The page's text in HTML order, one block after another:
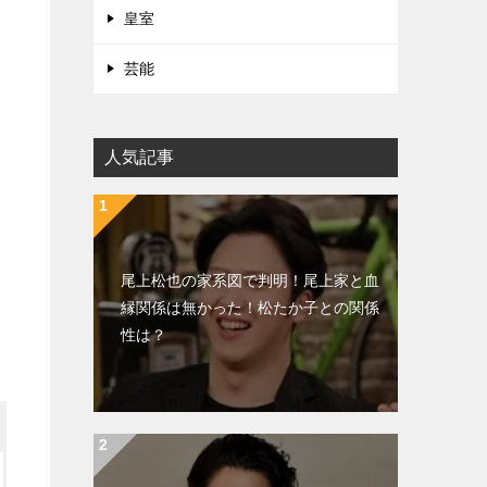
皇室
芸能
人気記事
尾上松也の家系図で判明！尾上家と血
縁関係は無かった！松たか子との関係
性は？